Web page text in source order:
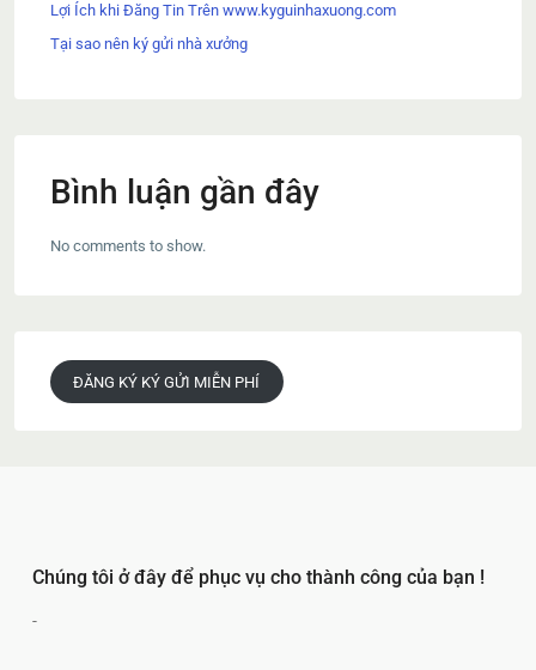
Lợi Ích khi Đăng Tin Trên www.kyguinhaxuong.com
Tại sao nên ký gửi nhà xưởng
Bình luận gần đây
No comments to show.
ĐĂNG KÝ KÝ GỬI MIỄN PHÍ
Chúng tôi ở đây để phục vụ cho thành công của bạn !
-